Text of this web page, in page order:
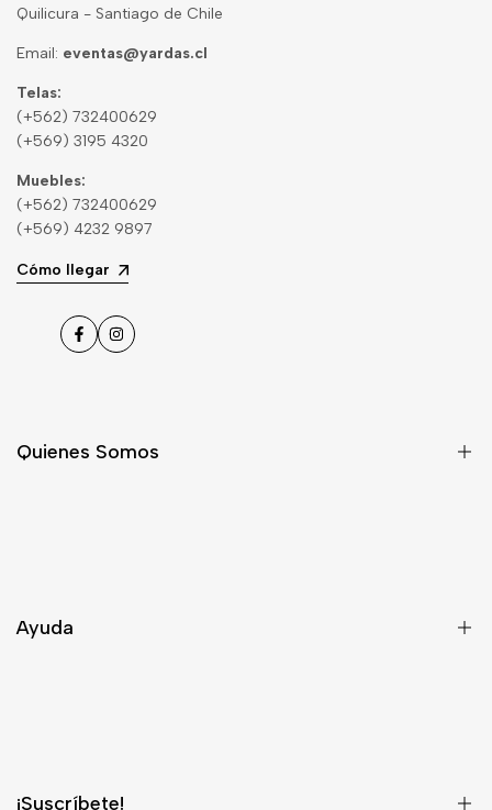
Quilicura - Santiago de Chile
Email: eventas@yardas.cl
Telas:
(+562) 732400629
(+569) 3195 4320
Muebles:
(+562) 732400629
(+569) 4232 9897
Cómo llegar
FacebookInstagram
Quienes Somos
Ayuda
¡Suscríbete!